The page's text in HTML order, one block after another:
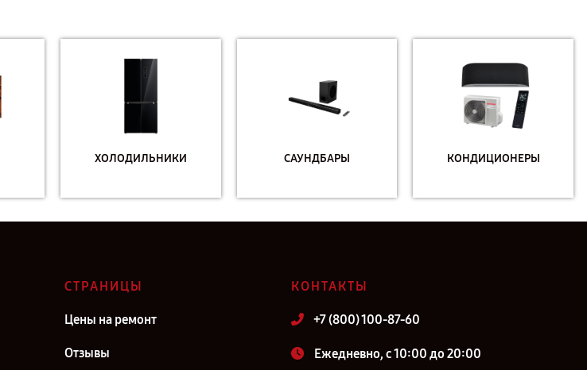
ХОЛОДИЛЬНИКИ САУНДБАРЫ КОНДИЦИОНЕРЫ
СТРАНИЦЫ
Цены на ремонт
Отзывы
КОНТАКТЫ
+7 (800) 100-87-60
Ежедневно, с 10:00 до 20:00